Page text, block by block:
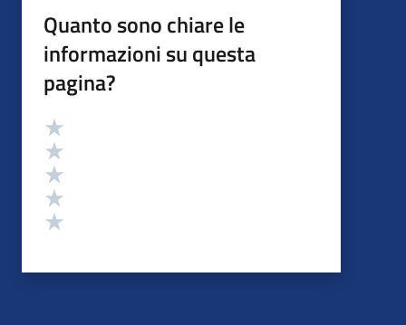
Quanto sono chiare le
informazioni su questa
pagina?
Valutazione